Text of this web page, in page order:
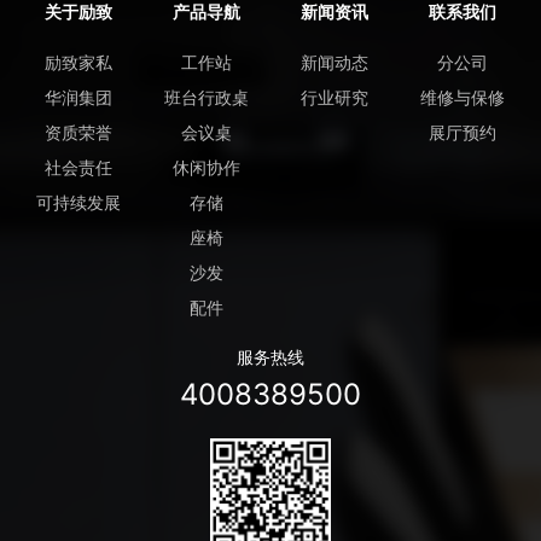
关于励致
励致家私
华润集团
资质荣誉
社会责任
可持续发展
产品导航
工作站
班台行政桌
会议桌
休闲协作
存储
座椅
沙发
配件
新闻资讯
新闻动态
行业研究
联系我们
分公司
维修与保修
展厅预约
服务热线
4008389500